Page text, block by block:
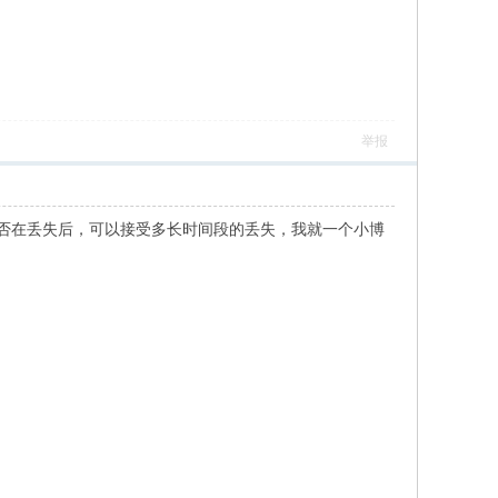
举报
丢失后，可以接受多长时间段的丢失，我就一个小博